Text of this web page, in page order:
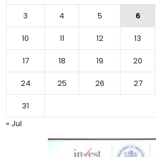
3
4 5 6
10
11 12 13
17
18 19 20
24
25 26 27
31
« Jul